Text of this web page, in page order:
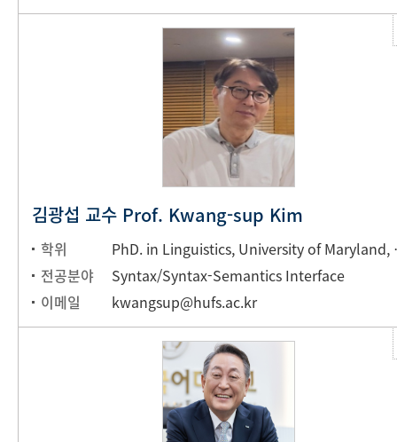
김광섭 교수 Prof. Kwang-sup Kim
학위
PhD. in
전공분야
Syntax/Syntax-Semantics Interface
이메일
kwangsup@hufs.ac.kr